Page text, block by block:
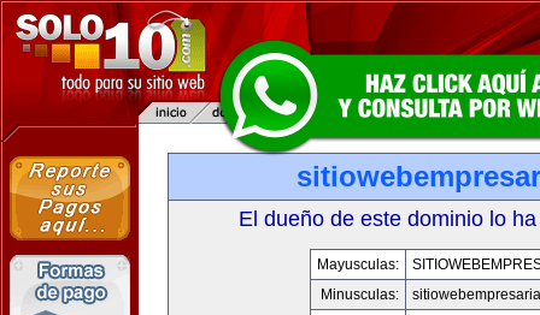
El dueño de este dominio lo
Mayusculas:
Minusculas: